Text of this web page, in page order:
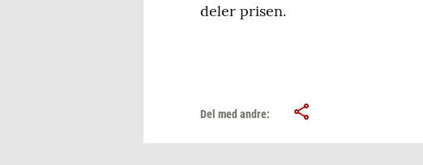
deler prisen.
Del med andre: